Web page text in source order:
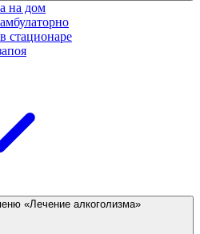
на дом
стационаре
«Лечение алкоголизма»